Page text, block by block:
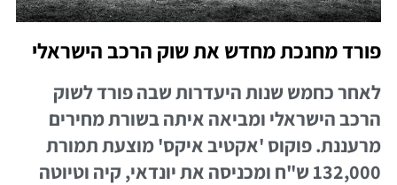
פורד מחנכת מחדש את שוק הרכב הישראלי
לאחר כחמש שנות היעדרות שבה פורד לשוק
הרכב הישראלי ומביאה איתה בשורת מחירים
מרעננת. פוקוס 'אקטיב איקס' מוצעת תמורת
132,000 ש"ח ומכניסה את יונדאי, קיה וטיוטה